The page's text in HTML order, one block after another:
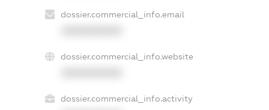
dossier.commercial_info.email
dossier.commercial_info.website
dossier.commercial_info.activity